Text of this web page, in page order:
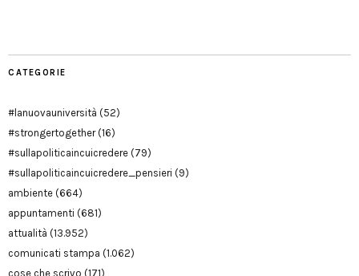
CATEGORIE
#lanuovauniversità (52)
#strongertogether(16)
#sullapoliticaincuicredere (79)
#sullapoliticaincuicredere_pensieri (9)
ambiente (664)
appuntamenti (681)
attualità (13.952)
comunicati stampa (1.062)
cose che scrivo (171)